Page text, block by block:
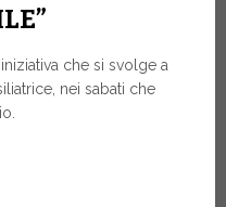
che si svolge a
nei sabati che